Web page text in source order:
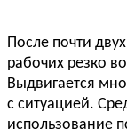
После почти
рабочих резко
Выдвигается
с ситуацией.
использование